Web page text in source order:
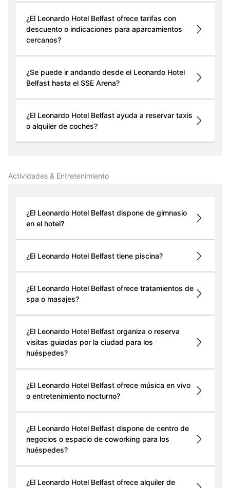
¿El Leonardo Hotel Belfast ofrece tarifas con
descuento o indicaciones para aparcamientos
cercanos?
¿Se puede ir andando desde el Leonardo Hotel
Belfast hasta el SSE Arena?
¿El Leonardo Hotel Belfast ayuda a reservar taxis
o alquiler de coches?
Actividades & Entretenimiento
¿El Leonardo Hotel Belfast dispone de gimnasio
en el hotel?
¿El Leonardo Hotel Belfast tiene piscina?
¿El Leonardo Hotel Belfast ofrece tratamientos de
spa o masajes?
¿El Leonardo Hotel Belfast organiza o reserva
visitas guiadas por la ciudad para los
huéspedes?
¿El Leonardo Hotel Belfast ofrece música en vivo
o entretenimiento nocturno?
¿El Leonardo Hotel Belfast dispone de centro de
negocios o espacio de coworking para los
huéspedes?
¿El Leonardo Hotel Belfast ofrece alquiler de